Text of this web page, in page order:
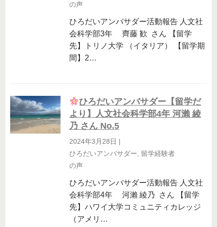
の声
ひろだいアンバサダー活動報告 人文社
会科学部3年 齊藤 歓 さん 【留学
先】トリノ大学 （イタリア） 【留学期
間】2…
ひろだいアンバサダー【留学だ
より】人文社会科学部4年 河瀨 綾
乃 さん No.5
2024年3月28日 |
ひろだいアンバサダー
留学経験者
の声
ひろだいアンバサダー活動報告 人文社
会科学部4年 河瀨 綾乃 さん 【留学
先】ハワイ大学コミュニティカレッジ
（アメリ…